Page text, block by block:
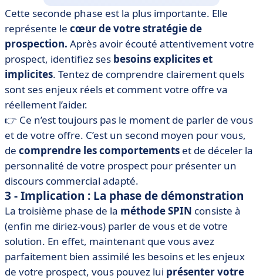
Cette seconde phase est la plus importante. Elle
représente le cœur de votre stratégie de
prospection. Après avoir écouté attentivement votre
prospect, identifiez ses besoins explicites et
implicites. Tentez de comprendre clairement quels
sont ses enjeux réels et comment votre offre va
réellement l’aider.
👉 Ce n’est toujours pas le moment de parler de vous
et de votre offre. C’est un second moyen pour vous,
de comprendre les comportements et de déceler la
personnalité de votre prospect pour présenter un
discours commercial adapté.
3 - Implication : La phase de démonstration
La troisième phase de la méthode SPIN consiste à
(enfin me diriez-vous) parler de vous et de votre
solution. En effet, maintenant que vous avez
parfaitement bien assimilé les besoins et les enjeux
de votre prospect, vous pouvez lui présenter votre